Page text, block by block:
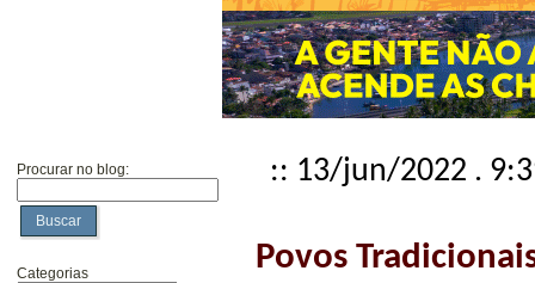
Procurar no blog:
Buscar
Categorias
:: 13/jun/2022 .
Povos